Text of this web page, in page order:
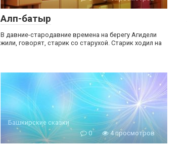
Алп-батыр
В давние-стародавние времена на берегу Агидели
жили, говорят, старик со старухой. Старик ходил на
Башкирские сказки
0
4 просмотров